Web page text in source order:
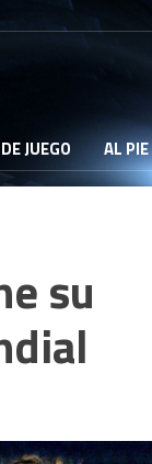
JUEGO AL
su